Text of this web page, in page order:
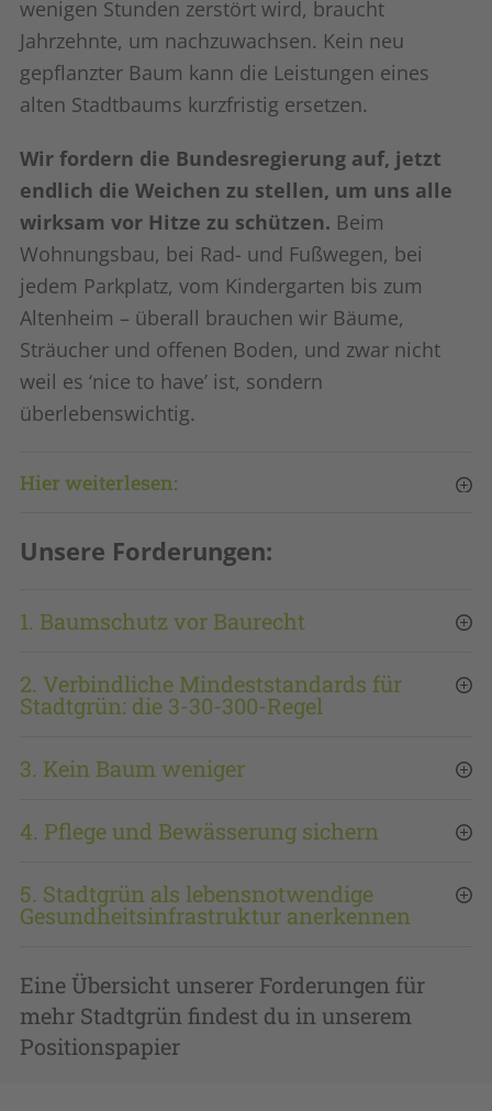
wenigen Stunden zerstört wird, braucht
Jahrzehnte, um nachzuwachsen. Kein neu
gepflanzter Baum kann die Leistungen eines
alten Stadtbaums kurzfristig ersetzen.
Wir fordern die Bundesregierung auf, jetzt
endlich die Weichen zu stellen, um uns alle
wirksam vor Hitze zu schützen. Beim
Wohnungsbau, bei Rad- und Fußwegen, bei
jedem Parkplatz, vom Kindergarten bis zum
Altenheim – überall brauchen wir Bäume,
Sträucher und offenen Boden, und zwar nicht
weil es ‘nice to have’ ist, sondern
überlebenswichtig.
Hier weiterlesen:
Unsere Forderungen:
1. Baumschutz vor Baurecht
2. Verbindliche Mindeststandards für
Stadtgrün: die 3-30-300-Regel
3. Kein Baum weniger
4. Pflege und Bewässerung sichern
5. Stadtgrün als lebensnotwendige
Gesundheitsinfrastruktur anerkennen
Eine Übersicht unserer Forderungen für
mehr Stadtgrün findest du in unserem
Positionspapier